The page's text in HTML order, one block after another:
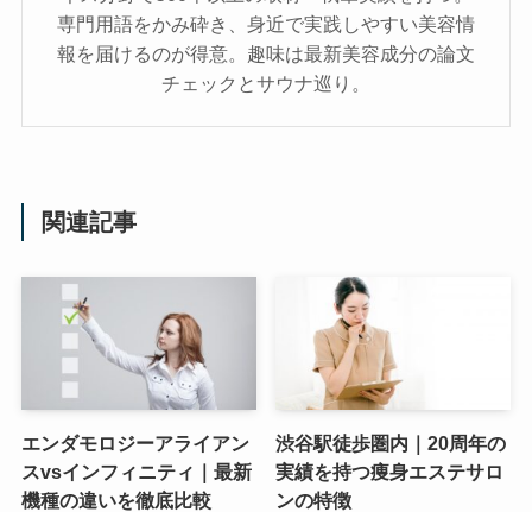
専門用語をかみ砕き、⾝近で実践しやすい美容情
報を届けるのが得意。趣味は最新美容成分の論文
チェックとサウナ巡り。
関連記事
エンダモロジーアライアン
スvsインフィニティ｜最新
機種の違いを徹底比較
渋谷駅徒歩圏内｜20周年の
実績を持つ痩身エステサロ
ンの特徴